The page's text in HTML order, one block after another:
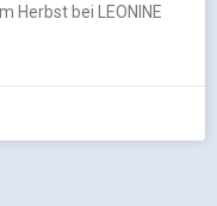
Herbst bei LEONINE